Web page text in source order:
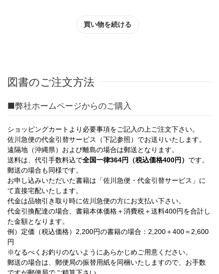
図書のご注文方法
■弊社ホームページからのご購入
ショッピングカートより必要事項をご記入の上ご注文下さい。
佐川急便の代金引替サービス（下記参照）でお送りいたします。
遠隔地（沖縄県）および離島の場合は郵送となります。
送料は、代引手数料込で全国一律364円（税込価格400円） です。
郵送の場合も同様です。
お申し込みいただいた書籍は「佐川急便・代金引替サービス」に
て直接宅配いたします。
代金は品物引き取り時に佐川急便の方にお支払い下さい。
代金引換配達の場合、書籍本体価格＋消費税＋送料400円を合計し
た金額となります。
例）定価（税込価格）2,200円の書籍の場合：2,200＋400＝2,600
円
※なるべくお釣りのないようにあらかじめご用意ください。
郵送の場合は、郵便局の振替用紙を同梱いたしますので、お手数